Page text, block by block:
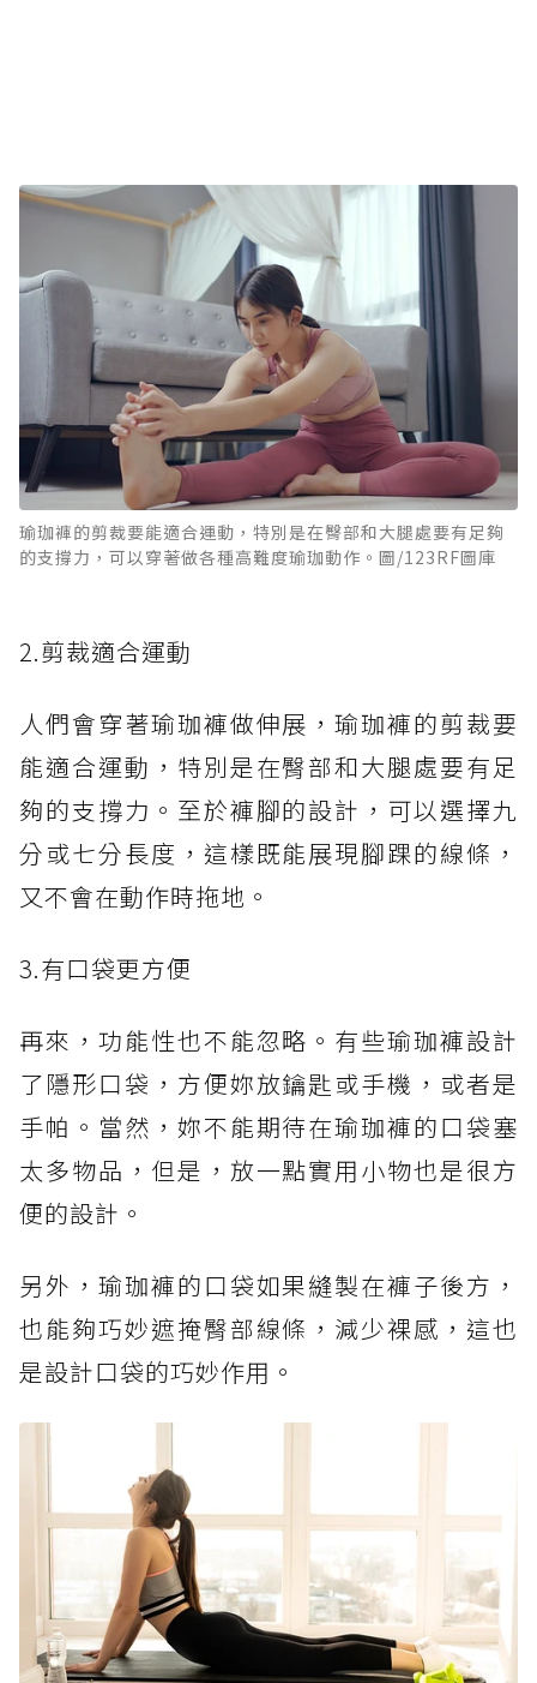
瑜珈褲的剪裁要能適合運動，特別是在臀部和大腿處要有足夠
的支撐力，可以穿著做各種高難度瑜珈動作。圖/123RF圖庫
2.剪裁適合運動
人們會穿著瑜珈褲做伸展，瑜珈褲的剪裁要
能適合運動，特別是在臀部和大腿處要有足
夠的支撐力。至於褲腳的設計，可以選擇九
分或七分長度，這樣既能展現腳踝的線條，
又不會在動作時拖地。
3.有口袋更方便
再來，功能性也不能忽略。有些瑜珈褲設計
了隱形口袋，方便妳放鑰匙或手機，或者是
手帕。當然，妳不能期待在瑜珈褲的口袋塞
太多物品，但是，放一點實用小物也是很方
便的設計。
另外，瑜珈褲的口袋如果縫製在褲子後方，
也能夠巧妙遮掩臀部線條，減少裸感，這也
是設計口袋的巧妙作用。